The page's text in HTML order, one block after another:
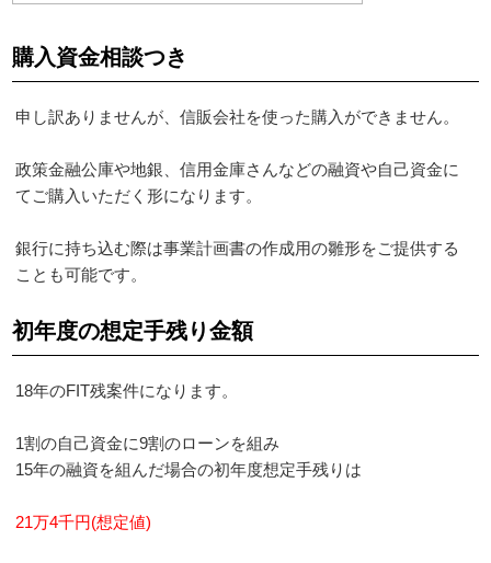
購入資金相談つき
申し訳ありませんが、信販会社を使った購入ができません。
政策金融公庫や地銀、信用金庫さんなどの融資や自己資金に
てご購入いただく形になります。
銀行に持ち込む際は事業計画書の作成用の雛形をご提供する
ことも可能です。
初年度の想定手残り金額
18年のFIT残案件になります。
1割の自己資金に9割のローンを組み
15年の融資を組んだ場合の初年度想定手残りは
21万4千円(想定値)